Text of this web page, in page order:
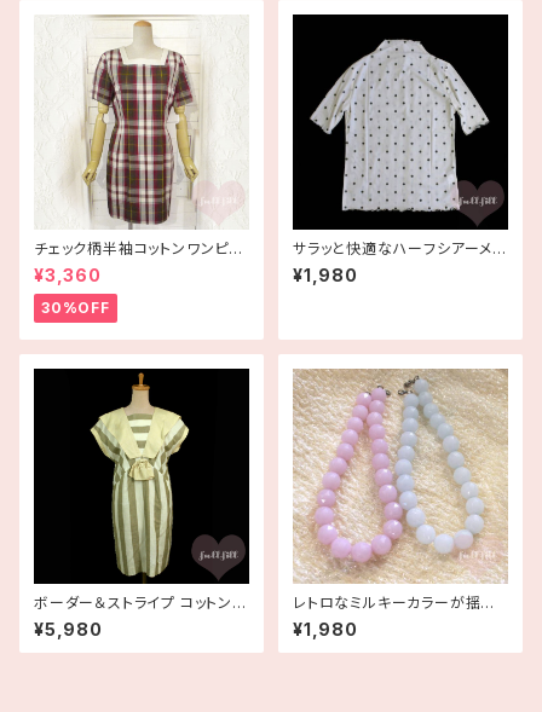
チェック柄半袖コットンワンピー
ス 古着
¥3,360
30%OFF
サラッと快適なハーフシアーメッ
シュトップス 水玉 ドット柄
¥1,980
ボーダー＆ストライプ コットンリ
ネン フレンチスリーブワンピー
ス 古着
¥5,980
レトロなミルキーカラーが揺れ
るビーズネックレス ラベンダー
パープル ブルー デッドストック
¥1,980